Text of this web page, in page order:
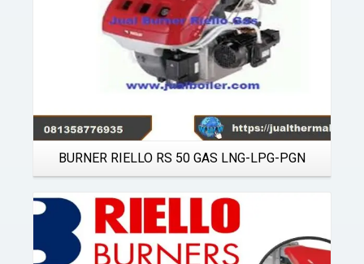
BURNER RIELLO RS 50 GAS LNG-LPG-PGN